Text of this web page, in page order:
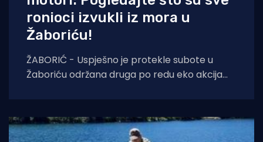
ronioci izvukli iz mora u
Žaboriću!
ŽABORIĆ - Uspješno je protekle subote u
Žaboriću održana druga po redu eko akcija